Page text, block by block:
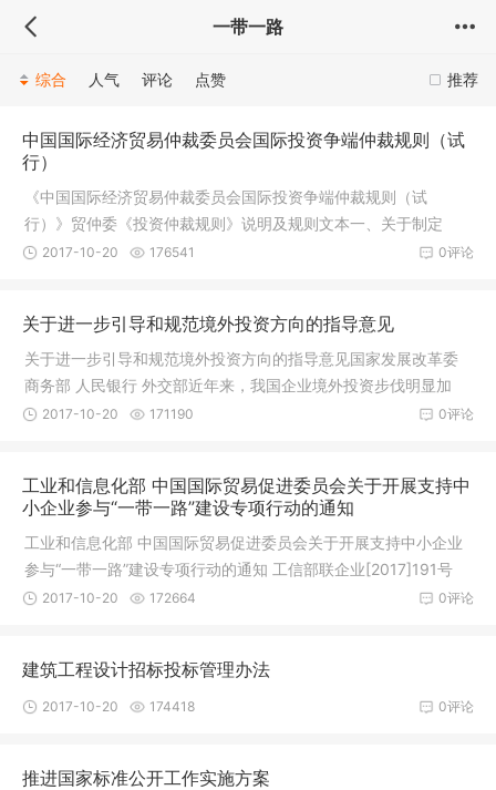
一带一路
推荐
综合 人气 评论 点赞
中国国际经济贸易仲裁委员会国际投资争端仲裁规则（试
行）
《中国国际经济贸易仲裁委员会国际投资争端仲裁规则（试
行）》贸仲委《投资仲裁规则》说明及规则文本一、关于制定
《中国国际经济
0评论
2017-10-20 176541
关于进一步引导和规范境外投资方向的指导意见
关于进一步引导和规范境外投资方向的指导意见国家发展改革委
商务部 人民银行 外交部近年来，我国企业境外投资步伐明显加
快，规
0评论
2017-10-20 171190
​工业和信息化部 中国国际贸易促进委员会关于开展支持中
小企业参与“一带一路”建设专项行动的通知
工业和信息化部 中国国际贸易促进委员会关于开展支持中小企业
参与“一带一路”建设专项行动的通知 工信部联企业[2017]191号
各省
0评论
2017-10-20 172664
建筑工程设计招标投标管理办法
0评论
2017-10-20 174418
推进国家标准公开工作实施方案